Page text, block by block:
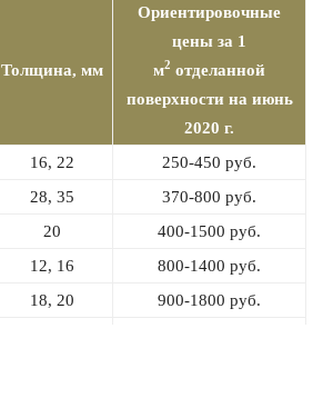
Толщина, мм
Ориентировочные
цены за 1
м2 отделанной
поверхности на июнь
2020 г.
16, 22
250-450 руб.
28, 35
370-800 руб.
20 400-1500 руб.
12, 16
800-1400 руб.
18, 20
900-1800 руб.